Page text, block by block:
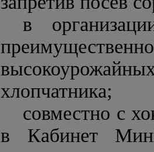
в
хлопчатника;
совместно с
в Кабинет